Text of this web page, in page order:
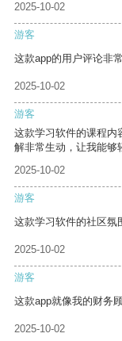
2025-10-02
游客
这款app的用户评论非
2025-10-02
游客
这款学习软件的课程内
解非常生动，让我能够
2025-10-02
游客
这款学习软件的社区氛
2025-10-02
游客
这款app就像我的财务
2025-10-02